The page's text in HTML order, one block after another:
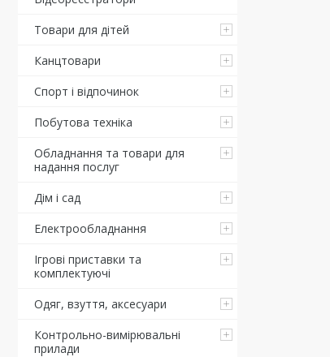
Товари для дітей
Канцтовари
Спорт і відпочинок
Побутова техніка
Обладнання та товари для
надання послуг
Дім і сад
Електрообладнання
Ігрові приставки та
комплектуючі
Одяг, взуття, аксесуари
Контрольно-вимірювальні
прилади